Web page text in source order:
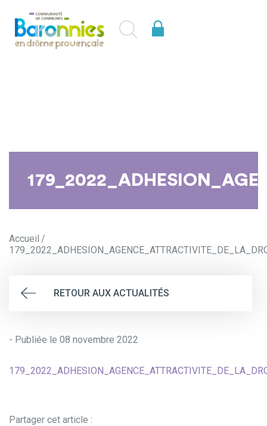
Accueil
RETOUR AUX ACTUALITÉS
- Publiée le 08 novembre 2022
Partager cet article :